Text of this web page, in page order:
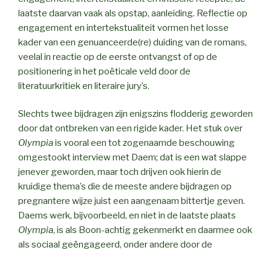
laatste daarvan vaak als opstap, aanleiding. Reflectie op
engagement en intertekstualiteit vormen het losse
kader van een genuanceerde(re) duiding van de romans,
veelal in reactie op de eerste ontvangst of op de
positionering in het poëticale veld door de
literatuurkritiek en literaire jury’s.
Slechts twee bijdragen zijn enigszins flodderig geworden
door dat ontbreken van een rigide kader. Het stuk over
Olympiais vooral een tot zogenaamde beschouwing
omgestookt interview met Daem; dat is een wat slappe
jenever geworden, maar toch drijven ook hierin de
kruidige thema’s die de meeste andere bijdragen op
pregnantere wijze juist een aangenaam bittertje geven.
Daems werk, bijvoorbeeld, en niet in de laatste plaats
Olympia, is als Boon-achtig gekenmerkt en daarmee ook
als sociaal geëngageerd, onder andere door de